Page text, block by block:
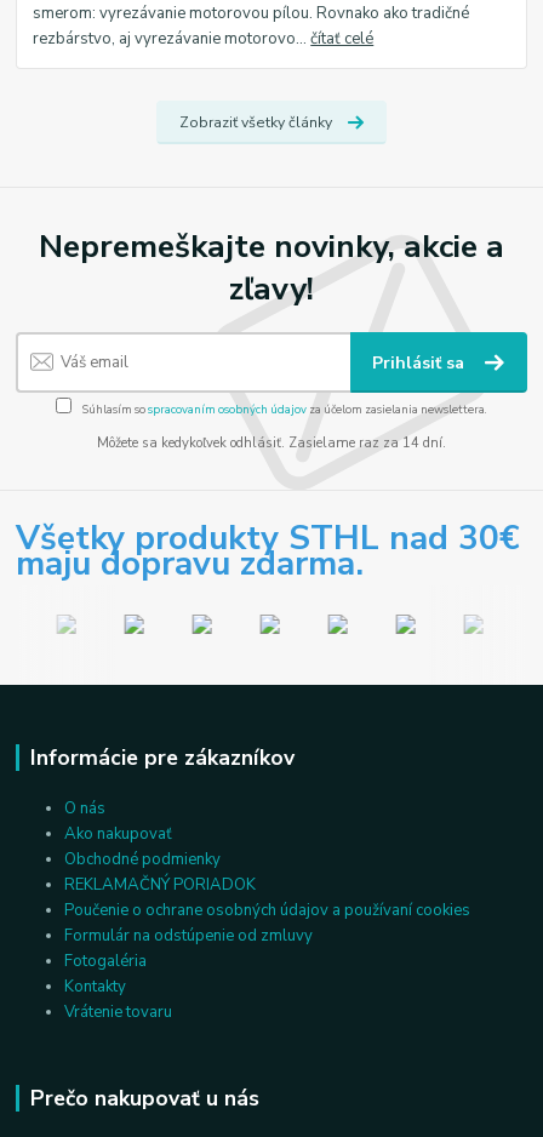
smerom: vyrezávanie motorovou pílou. Rovnako ako tradičné
rezbárstvo, aj vyrezávanie motorovo...čítať celé
Zobraziť všetky články
Nepremeškajte novinky, akcie a
zľavy!
Prihlásiť sa
Súhlasím sospracovaním osobných údajov za účelom zasielania newslettera.
Môžete sa kedykoľvek odhlásiť. Zasielame raz za 14 dní.
Všetky produkty STHL nad 30€
maju dopravu zdarma.
Informácie pre zákazníkov
O nás
Ako nakupovať
Obchodné podmienky
REKLAMAČNÝ PORIADOK
Poučenie o ochrane osobných údajov a používaní cookies
Formulár na odstúpenie od zmluvy
Fotogaléria
Kontakty
Vrátenie tovaru
Prečo nakupovať u nás